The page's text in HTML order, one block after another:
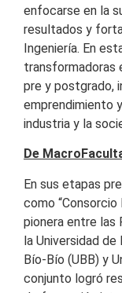
enfocarse en la
resultados y
Ingeniería. En
transformadoras
pre y postgrado,
emprendimiento
industria y la
De
En sus etapas
como
pionera entre las
la Universidad de
Bío-Bío (UBB) y
conjunto logró